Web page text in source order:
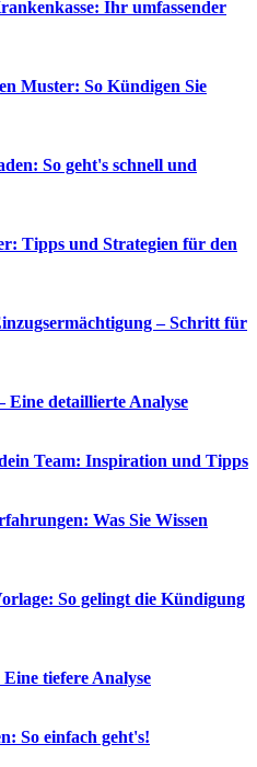
Ihr umfassender
Muster: So Kündigen Sie
So geht's schnell und
Tipps und Strategien für den
– Schritt für
detaillierte Analyse
Team: Inspiration und Tipps
Was Sie Wissen
So gelingt die Kündigung
tiefere Analyse
So einfach geht's!